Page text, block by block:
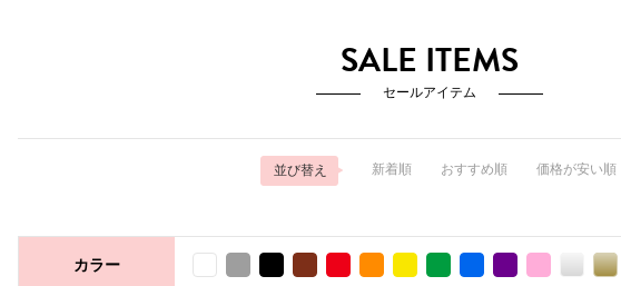
SALE ITEMS
セールアイテム
並び替え 新着順 おすすめ順 価格が安い順
カラー